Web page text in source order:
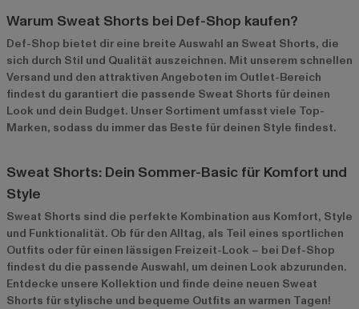
Warum Sweat Shorts bei Def-Shop kaufen?
Def-Shop bietet dir eine breite Auswahl an Sweat Shorts, die
sich durch Stil und Qualität auszeichnen. Mit unserem schnellen
Versand und den attraktiven Angeboten im Outlet-Bereich
findest du garantiert die passende Sweat Shorts für deinen
Look und dein Budget. Unser Sortiment umfasst viele Top-
Marken, sodass du immer das Beste für deinen Style findest.
Sweat Shorts: Dein Sommer-Basic für Komfort und
Style
Sweat Shorts sind die perfekte Kombination aus Komfort, Style
und Funktionalität. Ob für den Alltag, als Teil eines sportlichen
Outfits oder für einen lässigen Freizeit-Look – bei Def-Shop
findest du die passende Auswahl, um deinen Look abzurunden.
Entdecke unsere Kollektion und finde deine neuen Sweat
Shorts für stylische und bequeme Outfits an warmen Tagen!